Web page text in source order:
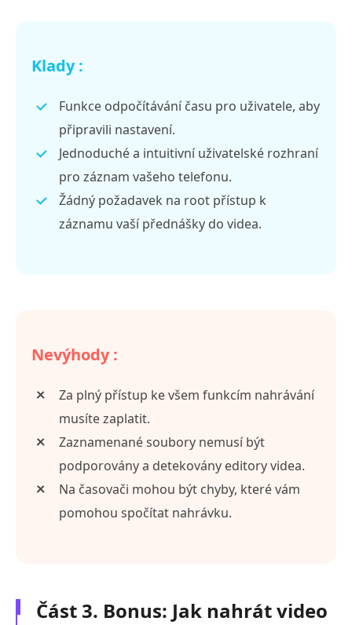
Klady :
Funkce odpočítávání času pro uživatele, aby
připravili nastavení.
Jednoduché a intuitivní uživatelské rozhraní
pro záznam vašeho telefonu.
Žádný požadavek na root přístup k
záznamu vaší přednášky do videa.
Nevýhody :
Za plný přístup ke všem funkcím nahrávání
musíte zaplatit.
Zaznamenané soubory nemusí být
podporovány a detekovány editory videa.
Na časovači mohou být chyby, které vám
pomohou spočítat nahrávku.
Část 3. Bonus: Jak nahrát video